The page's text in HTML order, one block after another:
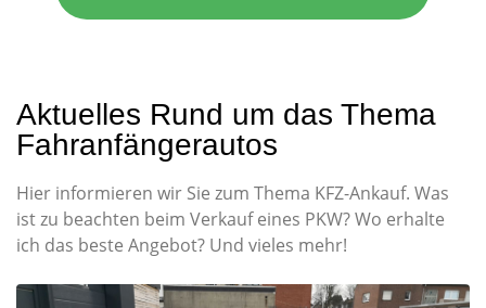
Aktuelles Rund um das Thema
Fahranfängerautos
Hier informieren wir Sie zum Thema KFZ-Ankauf. Was
ist zu beachten beim Verkauf eines PKW? Wo erhalte
ich das beste Angebot? Und vieles mehr!